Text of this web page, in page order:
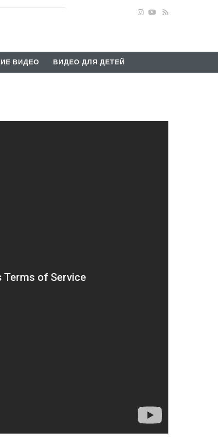
ВИДЕО ВИДЕО ДЛЯ ДЕТЕЙ